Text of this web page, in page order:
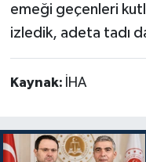
emeği geçenleri
izledik, adeta tadı
Kaynak: İHA